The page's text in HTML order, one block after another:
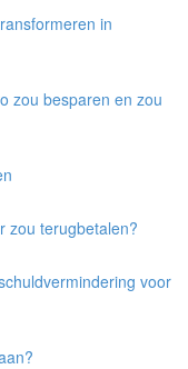
in
zou besparen en zou
zou terugbetalen?
voor